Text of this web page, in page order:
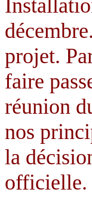
projet.
faire
réunion
nos
la
officielle.